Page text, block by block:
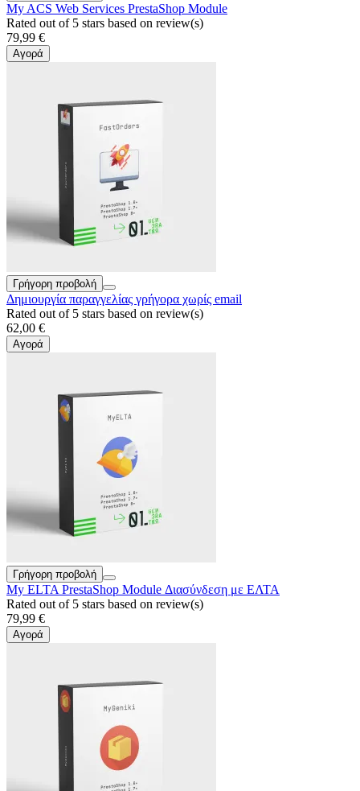
My ACS Web Services PrestaShop Module
Rated out of 5 stars based on review(s)
79,99 €
Αγορά
Γρήγορη προβολή
Δημιουργία παραγγελίας γρήγορα χωρίς email
Rated out of 5 stars based on review(s)
62,00 €
Αγορά
Γρήγορη προβολή
My ELTA PrestaShop Module Διασύνδεση με ΕΛΤΑ
Rated out of 5 stars based on review(s)
79,99 €
Αγορά